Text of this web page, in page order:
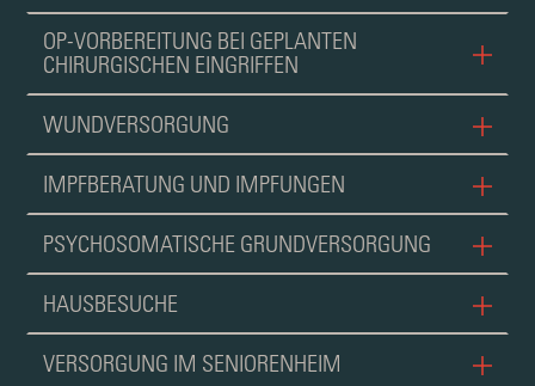
OP-VORBEREITUNG BEI GEPLANTEN
CHIRURGISCHEN EINGRIFFEN
WUNDVERSORGUNG
IMPFBERATUNG UND IMPFUNGEN
PSYCHOSOMATISCHE GRUNDVERSORGUNG
HAUSBESUCHE
VERSORGUNG IM SENIORENHEIM